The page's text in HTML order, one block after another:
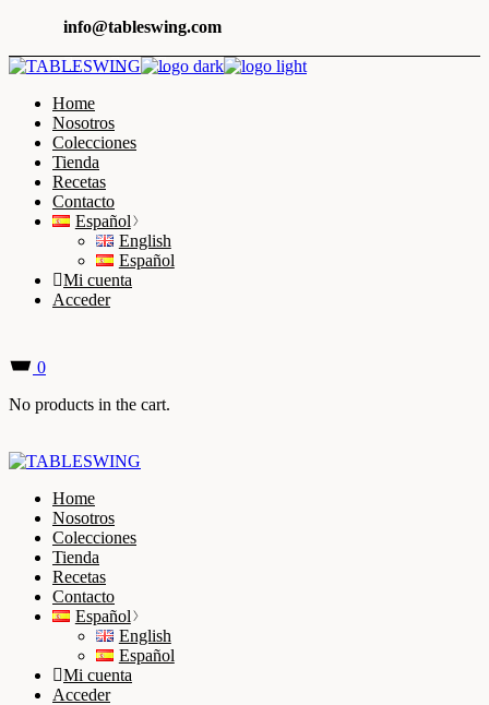
the
info@tableswing.com
Home
Nosotros
Colecciones
Tienda
Recetas
Contacto
Español
English
Español
Mi cuenta
Acceder
0
No products in the cart.
Home
Nosotros
Colecciones
Tienda
Recetas
Contacto
Español
English
Español
Mi cuenta
Acceder